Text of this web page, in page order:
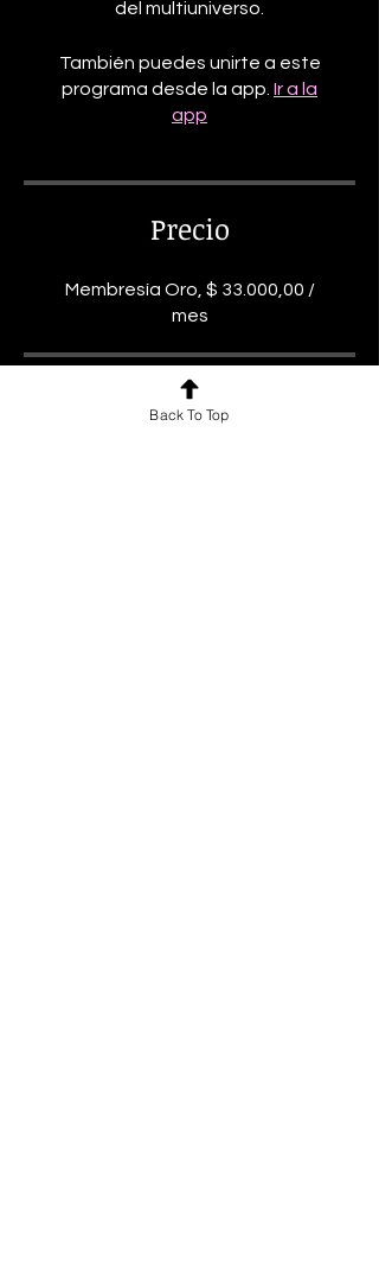
del multiuniverso.
También puedes unirte a este
programa desde la app. Ir a la
app
Precio
Membresía Oro, $ 33.000,00 /
mes
Compartir
Back To Top